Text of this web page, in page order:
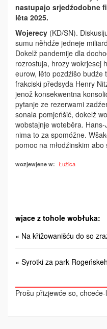
nastupajo srjedźodobne
lěta 2025.
Wojerecy (KD/SN).
sumu něhdźe jedneje
Dokelž pandemije dla
rozrostuja, hrozy wokrjesej
eurow, lěto pozdźišo budźe
frakciski předsyda Henry
jenož konsekwentna
pytanje ze rezerwami
sonala pomjeńšić, dokelž
wobstajnje woteběra.
nima to za spomóžne.
pomoc na młodźinskim
wozjewjene w: Łužica
wjace z tohole wobłuka:
« Na křižowanišću do so
« Syrotki za park
Prošu přizjewće so,